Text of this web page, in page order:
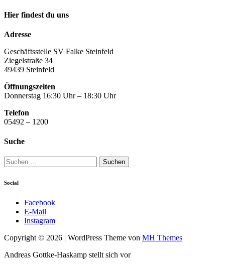
Hier findest du uns
Adresse
Geschäftsstelle SV Falke Steinfeld
Ziegelstraße 34
49439 Steinfeld
Öffnungszeiten
Donnerstag 16:30 Uhr – 18:30 Uhr
Telefon
05492 – 1200
Suche
Suchen
nach:
Social
Facebook
E-Mail
Instagram
Copyright © 2026 | WordPress Theme von MH Themes
Andreas Gottke-Haskamp stellt sich vor